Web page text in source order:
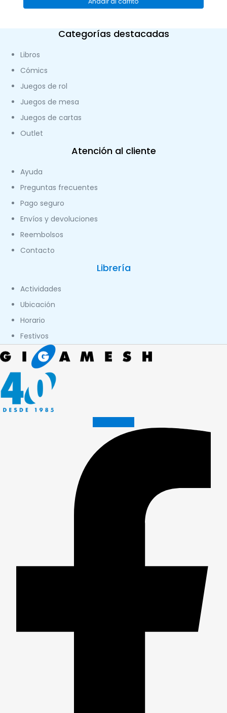
Categorías destacadas
Libros
Cómics
Juegos de rol
Juegos de mesa
Juegos de cartas
Outlet
Atención al cliente
Ayuda
Preguntas frecuentes
Pago seguro
Envíos y devoluciones
Reembolsos
Contacto
Librería
Actividades
Ubicación
Horario
Festivos